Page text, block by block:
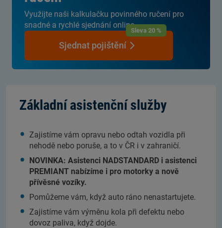
Využijte naši kalkulačku povinného ručení pro
snadné a rychlé sjednání online.
Sjednat pojištění
Sleva 20 %
Základní asistenční služby
Zajistíme vám opravu nebo odtah vozidla při
nehodě nebo poruše, a to v ČR i v zahraničí.
NOVINKA: Asistenci NADSTANDARD i asistenci
PREMIANT nabízíme i pro motorky a nově
přívěsné vozíky.
Pomůžeme vám, když auto ráno nenastartujete.
Zajistíme vám výměnu kola při defektu nebo
dovoz paliva, když dojde.